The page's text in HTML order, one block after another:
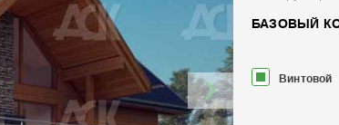
БАЗОВЫЙ
Винтовой